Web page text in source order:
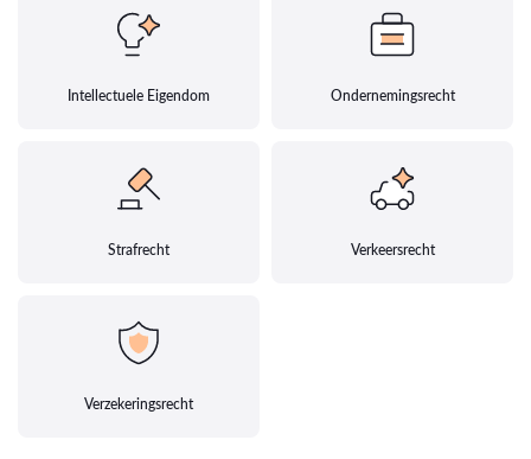
Intellectuele Eigendom Ondernemingsrecht
Strafrecht Verkeersrecht
Verzekeringsrecht